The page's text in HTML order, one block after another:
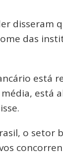
disseram
das
está
está
o setor